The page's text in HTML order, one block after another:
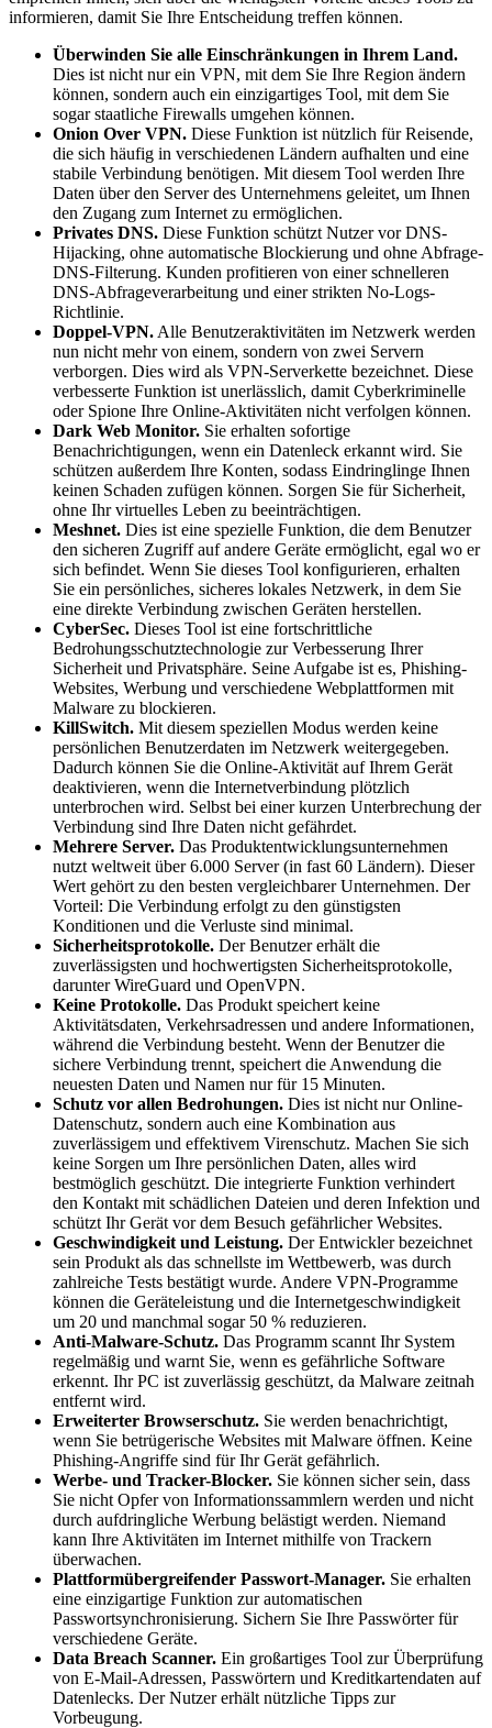
informieren, damit Sie Ihre Entscheidung treffen können.
Überwinden Sie alle Einschränkungen in Ihrem Land.
Dies ist nicht nur ein VPN, mit dem Sie Ihre Region ändern
können, sondern auch ein einzigartiges Tool, mit dem Sie
sogar staatliche Firewalls umgehen können.
Onion Over VPN. Diese Funktion ist nützlich für Reisende,
die sich häufig in verschiedenen Ländern aufhalten und eine
stabile Verbindung benötigen. Mit diesem Tool werden Ihre
Daten über den Server des Unternehmens geleitet, um Ihnen
den Zugang zum Internet zu ermöglichen.
Privates DNS. Diese Funktion schützt Nutzer vor DNS-
Hijacking, ohne automatische Blockierung und ohne Abfrage-
DNS-Filterung. Kunden profitieren von einer schnelleren
DNS-Abfrageverarbeitung und einer strikten No-Logs-
Richtlinie.
Doppel-VPN. Alle Benutzeraktivitäten im Netzwerk werden
nun nicht mehr von einem, sondern von zwei Servern
verborgen. Dies wird als VPN-Serverkette bezeichnet. Diese
verbesserte Funktion ist unerlässlich, damit Cyberkriminelle
oder Spione Ihre Online-Aktivitäten nicht verfolgen können.
Dark Web Monitor. Sie erhalten sofortige
Benachrichtigungen, wenn ein Datenleck erkannt wird. Sie
schützen außerdem Ihre Konten, sodass Eindringlinge Ihnen
keinen Schaden zufügen können. Sorgen Sie für Sicherheit,
ohne Ihr virtuelles Leben zu beeinträchtigen.
Meshnet. Dies ist eine spezielle Funktion, die dem Benutzer
den sicheren Zugriff auf andere Geräte ermöglicht, egal wo er
sich befindet. Wenn Sie dieses Tool konfigurieren, erhalten
Sie ein persönliches, sicheres lokales Netzwerk, in dem Sie
eine direkte Verbindung zwischen Geräten herstellen.
CyberSec. Dieses Tool ist eine fortschrittliche
Bedrohungsschutztechnologie zur Verbesserung Ihrer
Sicherheit und Privatsphäre. Seine Aufgabe ist es, Phishing-
Websites, Werbung und verschiedene Webplattformen mit
Malware zu blockieren.
KillSwitch. Mit diesem speziellen Modus werden keine
persönlichen Benutzerdaten im Netzwerk weitergegeben.
Dadurch können Sie die Online-Aktivität auf Ihrem Gerät
deaktivieren, wenn die Internetverbindung plötzlich
unterbrochen wird. Selbst bei einer kurzen Unterbrechung der
Verbindung sind Ihre Daten nicht gefährdet.
Mehrere Server. Das Produktentwicklungsunternehmen
nutzt weltweit über 6.000 Server (in fast 60 Ländern). Dieser
Wert gehört zu den besten vergleichbarer Unternehmen. Der
Vorteil: Die Verbindung erfolgt zu den günstigsten
Konditionen und die Verluste sind minimal.
Sicherheitsprotokolle. Der Benutzer erhält die
zuverlässigsten und hochwertigsten Sicherheitsprotokolle,
darunter WireGuard und OpenVPN.
Keine Protokolle. Das Produkt speichert keine
Aktivitätsdaten, Verkehrsadressen und andere Informationen,
während die Verbindung besteht. Wenn der Benutzer die
sichere Verbindung trennt, speichert die Anwendung die
neuesten Daten und Namen nur für 15 Minuten.
Schutz vor allen Bedrohungen. Dies ist nicht nur Online-
Datenschutz, sondern auch eine Kombination aus
zuverlässigem und effektivem Virenschutz. Machen Sie sich
keine Sorgen um Ihre persönlichen Daten, alles wird
bestmöglich geschützt. Die integrierte Funktion verhindert
den Kontakt mit schädlichen Dateien und deren Infektion und
schützt Ihr Gerät vor dem Besuch gefährlicher Websites.
Geschwindigkeit und Leistung. Der Entwickler bezeichnet
sein Produkt als das schnellste im Wettbewerb, was durch
zahlreiche Tests bestätigt wurde. Andere VPN-Programme
können die Geräteleistung und die Internetgeschwindigkeit
um 20 und manchmal sogar 50 % reduzieren.
Anti-Malware-Schutz. Das Programm scannt Ihr System
regelmäßig und warnt Sie, wenn es gefährliche Software
erkennt. Ihr PC ist zuverlässig geschützt, da Malware zeitnah
entfernt wird.
Erweiterter Browserschutz. Sie werden benachrichtigt,
wenn Sie betrügerische Websites mit Malware öffnen. Keine
Phishing-Angriffe sind für Ihr Gerät gefährlich.
Werbe- und Tracker-Blocker. Sie können sicher sein, dass
Sie nicht Opfer von Informationssammlern werden und nicht
durch aufdringliche Werbung belästigt werden. Niemand
kann Ihre Aktivitäten im Internet mithilfe von Trackern
überwachen.
Plattformübergreifender Passwort-Manager. Sie erhalten
eine einzigartige Funktion zur automatischen
Passwortsynchronisierung. Sichern Sie Ihre Passwörter für
verschiedene Geräte.
Data Breach Scanner. Ein großartiges Tool zur Überprüfung
von E-Mail-Adressen, Passwörtern und Kreditkartendaten auf
Datenlecks. Der Nutzer erhält nützliche Tipps zur
Vorbeugung.